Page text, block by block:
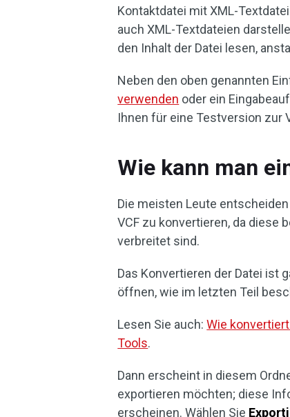
Kontaktdatei mit XML-
auch XML-Textdateien
den Inhalt der Datei lesen,
Neben den oben genannten
verwenden oder ein
Ihnen für eine Testversion zur
Wie kann man
Die meisten Leute
VCF zu konvertieren, da diese
verbreitet sind.
Das Konvertieren der Datei ist
öffnen, wie im letzten Teil
Lesen Sie auch:Wie
Tools.
Dann erscheint in diesem
exportieren möchten; diese
erscheinen. Wählen Sie